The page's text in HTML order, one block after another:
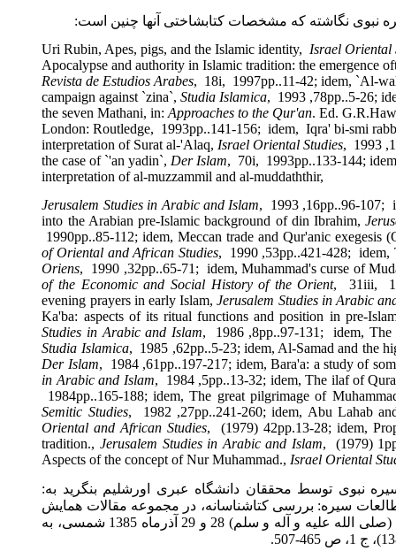
نگاشته که مشخصات کتابشاختی آنها چنین است:
Uri Rubin, Apes, pigs, and the Islamic identity, Israel
Apocalypse and authority in Islamic tradition: the
Revista de Estudios Arabes, 18i, 1997pp. 11-42.; idem,`
campaign against `zina`,Studia Islamica, 78, 1993pp. 5-26.
the seven Mathani, in:Approaches to the Qur'an. Ed.
London: Routledge, 1993pp. 141-156.; idem, Iqra' bi-smi
interpretation ofSuratal-'Alaq,IsraelOriental Studies,
the case of `'an yadin`,Der Islam, 70i, 1993pp. 133-144.;
interpretation of al-muzzammil and al-muddaththir,
Jerusalem Studies in Arabic and Islam, 16, 1993pp. 96-
into the Arabian pre-Islamic background of din Ibrahim,
1990pp. 85-112.; idem, Meccan trade and Qur'anic
of Oriental and African Studies, 53, 1990pp. 421-428.;
Oriens, 32, 1990pp. 65-71.; idem, Muhammad's curse of
of the Economic and Social History of the Orient, 31
evening prayers in early Islam,Jerusalem Studies in
Ka'ba: aspects of its ritual functions and position in pre-
Studies in Arabic and Islam, 8, 1986pp. 97-131.;
idem,
Studia Islamica, 62, 1985pp. 5-23.; idem, Al-Samad and
Der Islam, 61, 1984pp. 197-217.; idem, Bara'a: a study of
in Arabic and Islam, 5, 1984pp. 13-32.; idem, The ilaf of
1984pp. 165-188.; idem, The great pilgrimage of
Semitic Studies, 27, 1982pp. 241-260.; idem, Abu Lahab
Oriental and African Studies, 42 (1979)pp.13-28; idem,
tradition.,Jerusalem Studies in Arabic and Islam,
Aspects of the concept ofNur Muhammad.,IsraelOriental
توسط محققان دانشگاه عبری اورشلیم بنگرید به:
سیره: بررسی کتاشناسانه، در مجموعه مقالات همایش
بین المللی سیره شناختی پیامبر اعظم (صلی الله علیه و آله و سلم) 28 و 29 آذرماه 1385 شمسی، به